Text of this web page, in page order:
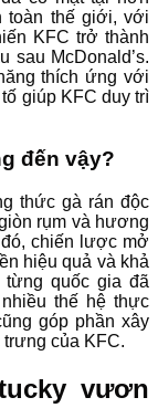
toàn thế giới, với
KFC trở thành
sau McDonald’s.
thích ứng với
giúp KFC duy trì
đến vậy?
thức gà rán độc
rụm và hương
chiến lược mở
hiệu quả và khả
từng quốc gia đã
thế hệ thực
góp phần xây
của KFC.
vươn